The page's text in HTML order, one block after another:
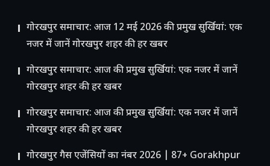
गोरखपुर समाचार: आज 12 मई 2026 की प्रमुख सुर्खियां: एक
नजर में जानें गोरखपुर शहर की हर खबर
गोरखपुर समाचार: आज की प्रमुख सुर्खियां: एक नजर में जानें
गोरखपुर शहर की हर खबर
गोरखपुर समाचार: आज की प्रमुख सुर्खियां: एक नजर में जानें
गोरखपुर शहर की हर खबर
गोरखपुर गैस एजेंसियों का नंबर 2026 | 87+ Gorakhpur